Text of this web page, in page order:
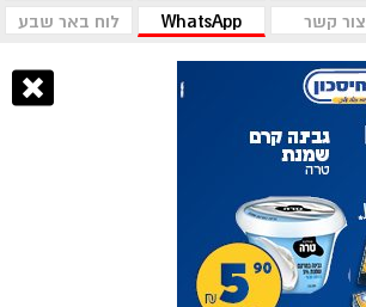
צור קשר WhatsApp לוח באר שבע